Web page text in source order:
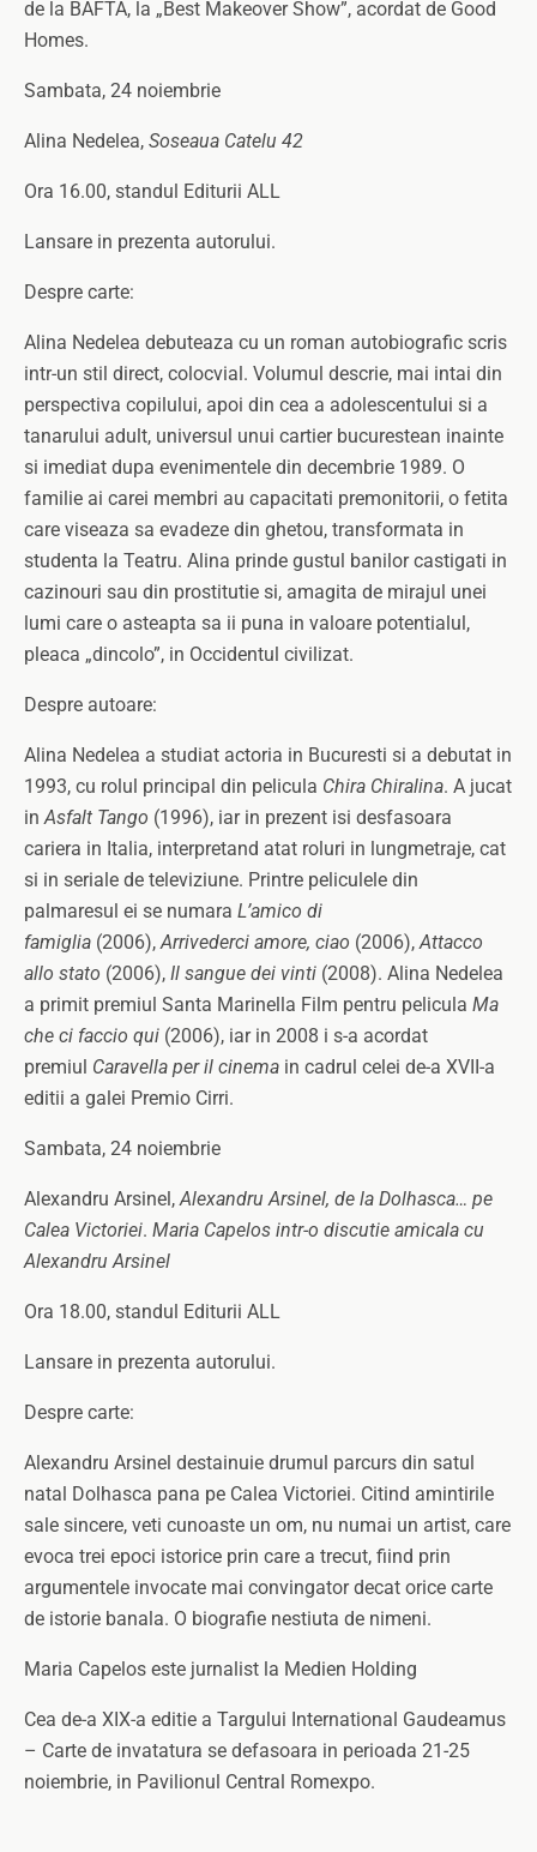
de la BAFTA, la „Best Makeover Show”, acordat de Good
Homes.
Sambata, 24 noiembrie
Alina Nedelea, Soseaua Catelu 42
Ora 16.00, standul Editurii ALL
Lansare in prezenta autorului.
Despre carte:
Alina Nedelea debuteaza cu un roman autobiografic scris
intr-un stil direct, colocvial. Volumul descrie, mai intai din
perspectiva copilului, apoi din cea a adolescentului si a
tanarului adult, universul unui cartier bucurestean inainte
si imediat dupa evenimentele din decembrie 1989. O
familie ai carei membri au capacitati premonitorii, o fetita
care viseaza sa evadeze din ghetou, transformata in
studenta la Teatru. Alina prinde gustul banilor castigati in
cazinouri sau din prostitutie si, amagita de mirajul unei
lumi care o asteapta sa ii puna in valoare potentialul,
pleaca „dincolo”, in Occidentul civilizat.
Despre autoare:
Alina Nedelea a studiat actoria in Bucuresti si a debutat in
1993, cu rolul principal din pelicula Chira Chiralina. A jucat
inAsfalt Tango (1996), iar in prezent isi desfasoara
cariera in Italia, interpretand atat roluri in lungmetraje, cat
si in seriale de televiziune. Printre peliculele din
palmaresul ei se numara L’amico di
famiglia (2006),Arrivederci amore, ciao (2006),Attacco
allo stato (2006), Il sangue dei vinti (2008). Alina Nedelea
a primit premiul Santa Marinella Film pentru pelicula Ma
che ci faccio qui (2006), iar in 2008 i s-a acordat
premiul Caravella per il cinema in cadrul celei de-a XVII-a
editii a galei Premio Cirri.
Sambata, 24 noiembrie
Alexandru Arsinel,Alexandru Arsinel, de la Dolhasca… pe
Calea Victoriei. Maria Capelos intr-o discutie amicala cu
Alexandru Arsinel
Ora 18.00, standul Editurii ALL
Lansare in prezenta autorului.
Despre carte:
Alexandru Arsinel destainuie drumul parcurs din satul
natal Dolhasca pana pe Calea Victoriei. Citind amintirile
sale sincere, veti cunoaste un om, nu numai un artist, care
evoca trei epoci istorice prin care a trecut, fiind prin
argumentele invocate mai convingator decat orice carte
de istorie banala. O biografie nestiuta de nimeni.
Maria Capelos este jurnalist la Medien Holding
Cea de-a XIX-a editie a Targului International Gaudeamus
– Carte de invatatura se defasoara in perioada 21-25
noiembrie, in Pavilionul Central Romexpo.